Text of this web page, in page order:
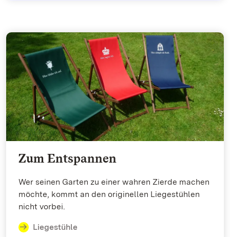
Zum Entspannen
Wer seinen Garten zu einer wahren Zierde machen
möchte, kommt an den originellen Liegestühlen
nicht vorbei.
Liegestühle